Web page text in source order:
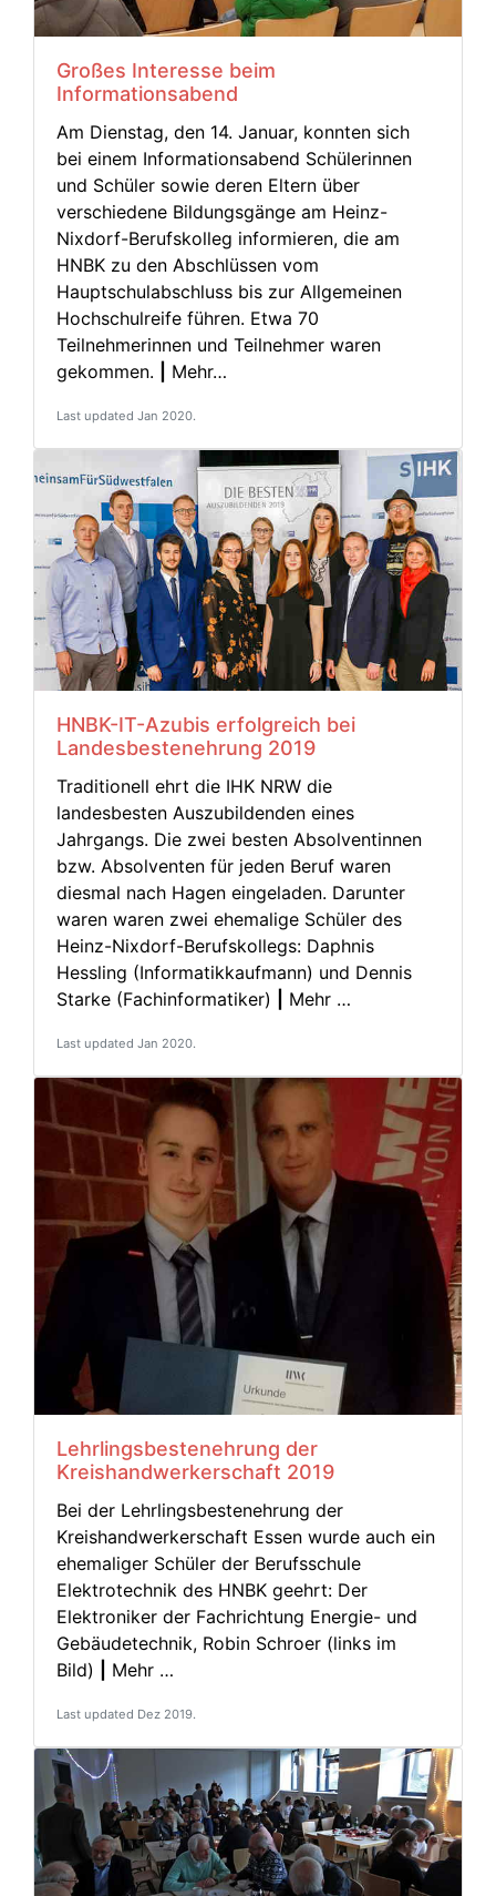
Großes Interesse beim
Informationsabend
Am Dienstag, den 14. Januar, konnten sich
bei einem Informationsabend Schülerinnen
und Schüler sowie deren Eltern über
verschiedene Bildungsgänge am Heinz-
Nixdorf-Berufskolleg informieren, die am
HNBK zu den Abschlüssen vom
Hauptschulabschluss bis zur Allgemeinen
Hochschulreife führen. Etwa 70
Teilnehmerinnen und Teilnehmer waren
gekommen.
Mehr…
Last updated Jan 2020.
HNBK-IT-Azubis erfolgreich bei
Landesbestenehrung 2019
Traditionell ehrt die IHK NRW die
landesbesten Auszubildenden eines
Jahrgangs. Die zwei besten Absolventinnen
bzw. Absolventen für jeden Beruf waren
diesmal nach Hagen eingeladen. Darunter
waren waren zwei ehemalige Schüler des
Heinz-Nixdorf-Berufskollegs: Daphnis
Hessling (Informatikkaufmann) und Dennis
Starke (Fachinformatiker)
Mehr …
Last updated Jan 2020.
Lehrlingsbestenehrung der
Kreishandwerkerschaft 2019
Bei der Lehrlingsbestenehrung der
Kreishandwerkerschaft Essen wurde auch ein
ehemaliger Schüler der Berufsschule
Elektrotechnik des HNBK geehrt: Der
Elektroniker der Fachrichtung Energie- und
Gebäudetechnik, Robin Schroer (links im
Bild)
Mehr …
Last updated Dez 2019.